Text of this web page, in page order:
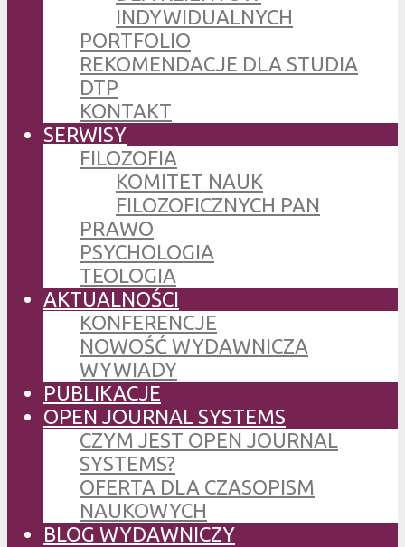
INDYWIDUALNYCH
PORTFOLIO
REKOMENDACJE DLA STUDIA
DTP
KONTAKT
SERWISY
FILOZOFIA
KOMITET NAUK
FILOZOFICZNYCH PAN
PRAWO
PSYCHOLOGIA
TEOLOGIA
AKTUALNOŚCI
KONFERENCJE
NOWOŚĆ WYDAWNICZA
WYWIADY
PUBLIKACJE
OPEN JOURNAL SYSTEMS
CZYM JEST OPEN JOURNAL
SYSTEMS?
OFERTA DLA CZASOPISM
NAUKOWYCH
BLOG WYDAWNICZY